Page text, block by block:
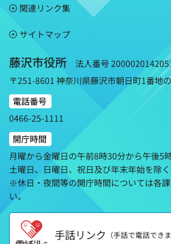
関連リンク集
サイトマップ
藤沢市役所
法人番号
〒251-8601 神奈川県藤沢市朝日町1番地
電話番号
0466-25-1111
開庁時間
月曜から金曜日の午前8時30分から午後5
土曜日、日曜日、祝日及び年末年始を除く
※休日・夜間等の開庁時間については各
い。
手話リンク （手話で電話できま